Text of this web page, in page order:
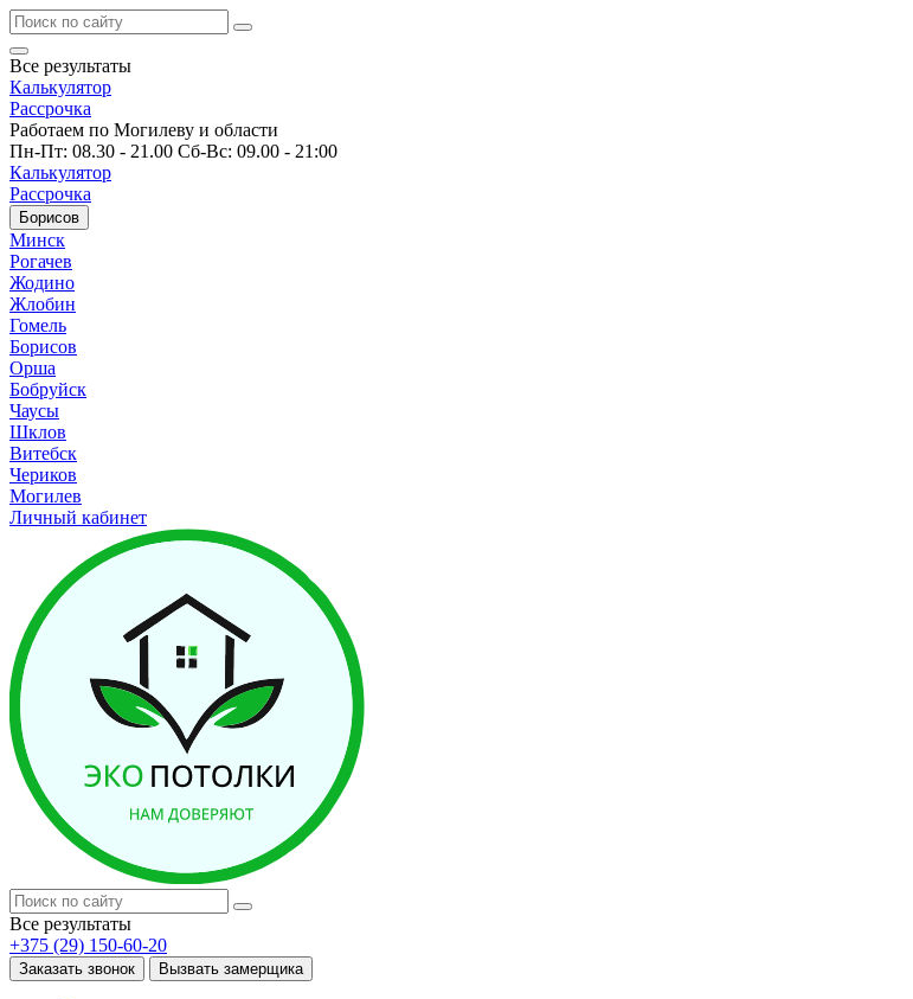
Все результаты
Калькулятор
Рассрочка
Работаем по Могилеву и области
Пн-Пт: 08.30 - 21.00 Сб-Вс: 09.00 - 21:00
Калькулятор
Рассрочка
Борисов
Минск
Рогачев
Жодино
Жлобин
Гомель
Борисов
Орша
Бобруйск
Чаусы
Шклов
Витебск
Чериков
Могилев
Личный кабинет
Все результаты
+375 (29) 150-60-20
Заказать звонок Вызвать замерщика